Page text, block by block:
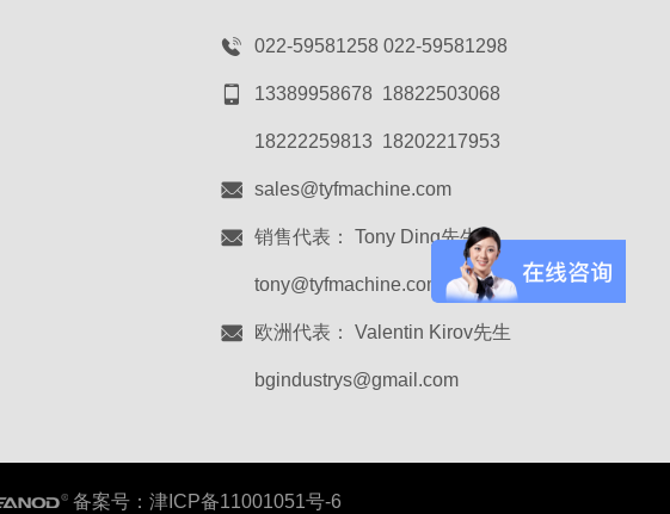
022-59581258 022-59581298
13389958678 18822503068
18222259813 18202217953
sales@tyfmachine.com
销售代表： Tony Ding先生
tony@tyfmachine.com
欧洲代表： Valentin Kirov先生
bgindustrys@gmail.com
备案号：津ICP备11001051号-6